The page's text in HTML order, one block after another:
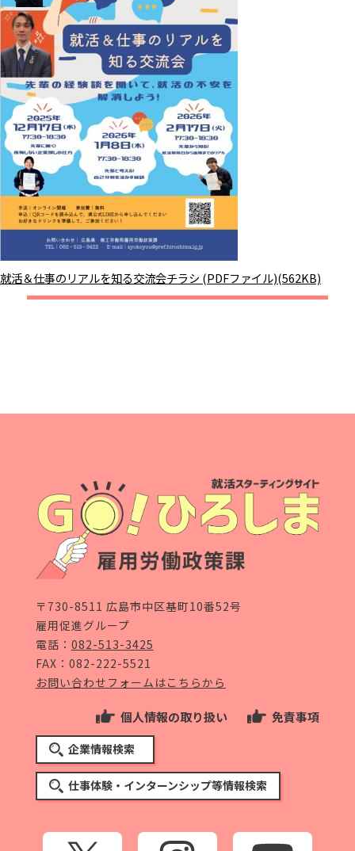
就活＆仕事のリアルを知る交流会チラシ (PDFファイル)(562KB)
〒730-8511 広島市中区基町10番52号
雇用促進グループ
電話： 082-513-3425
FAX：082-222-5521
お問い合わせフォームはこちらから
個人情報の取り扱い 免責事項
企業情報検索
仕事体験・インターンシップ等情報検索